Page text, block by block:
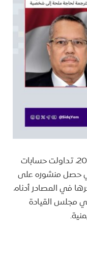
في أوائل فبراير 2025 وأواخر يوليو 2025، تداولت حسابات
حصل منشوره على
في المصادر أدناه،
مجلس القيادة